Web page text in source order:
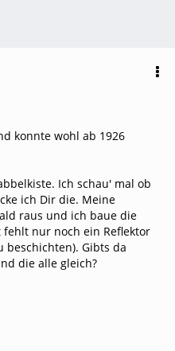
konnte wohl ab 1926
Ich schau' mal ob
ich Dir die. Meine
raus und ich baue die
nur noch ein Reflektor
beschichten). Gibts da
die alle gleich?